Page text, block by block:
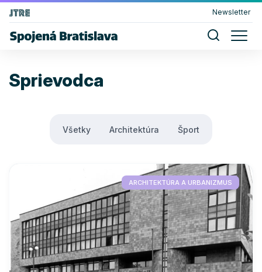
Newsletter
Sprievodca
Všetky Architektúra Šport
ARCHITEKTÚRA A URBANIZMUS